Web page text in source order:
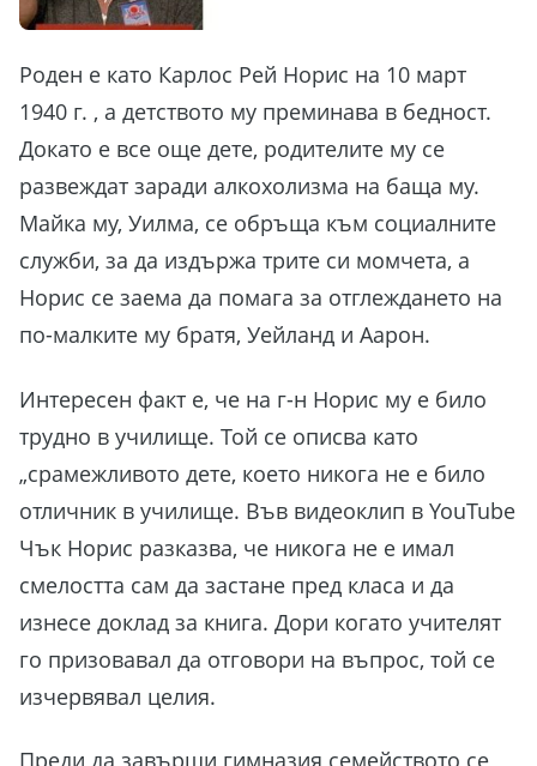
Роден е като Карлос Рей Норис на 10 март
1940 г. , а детството му преминава в бедност.
Докато е все още дете, родителите му се
развеждат заради алкохолизма на баща му.
Майка му, Уилма, се обръща към социалните
служби, за да издържа трите си момчета, а
Норис се заема да помага за отглеждането на
по-малките му братя, Уейланд и Аарон.
Интересен факт е, че на г-н Норис му е било
трудно в училище. Той се описва като
„срамежливото дете, което никога не е било
отличник в училище. Във видеоклип в YouTube
Чък Норис разказва, че никога не е имал
смелостта сам да застане пред класа и да
изнесе доклад за книга. Дори когато учителят
го призовавал да отговори на въпрос, той се
изчервявал целия.